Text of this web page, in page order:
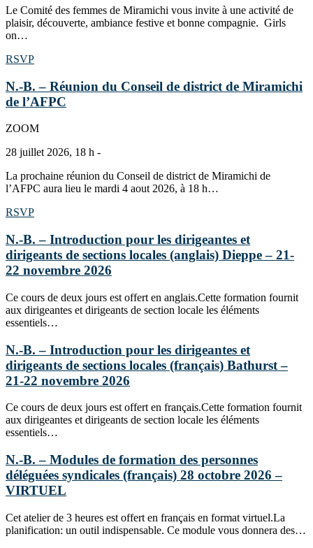
Le Comité des femmes de Miramichi vous invite à une activité de
plaisir, découverte, ambiance festive et bonne compagnie. Girls
on…
RSVP
N.-B. – Réunion du Conseil de district de Miramichi
de l’AFPC
ZOOM
28 juillet 2026, 18 h -
La prochaine réunion du Conseil de district de Miramichi de
l’AFPC aura lieu le mardi 4 aout 2026, à 18 h…
RSVP
N.-B. – Introduction pour les dirigeantes et
dirigeants de sections locales (anglais) Dieppe – 21-
22 novembre 2026
Ce cours de deux jours est offert en anglais.Cette formation fournit
aux dirigeantes et dirigeants de section locale les éléments
essentiels…
N.-B. – Introduction pour les dirigeantes et
dirigeants de sections locales (français) Bathurst –
21-22 novembre 2026
Ce cours de deux jours est offert en français.Cette formation fournit
aux dirigeantes et dirigeants de section locale les éléments
essentiels…
N.-B. – Modules de formation des personnes
déléguées syndicales (français) 28 octobre 2026 –
VIRTUEL
Cet atelier de 3 heures est offert en français en format virtuel.La
planification: un outil indispensable. Ce module vous donnera des…